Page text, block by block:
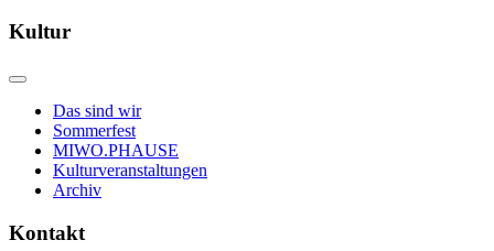
Kultur
Das sind wir
Sommerfest
MIWO.PHAUSE
Kulturveranstaltungen
Archiv
Kontakt